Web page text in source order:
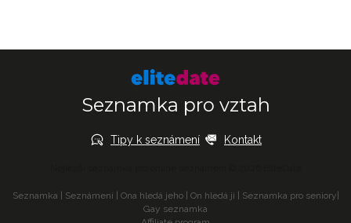
Seznamka pro vztah
Tipy k seznámení Kontakt
Seznamka Seznámení Ona hledá jeho| On hledá ji Seznamka pro seniory
Gay seznamka